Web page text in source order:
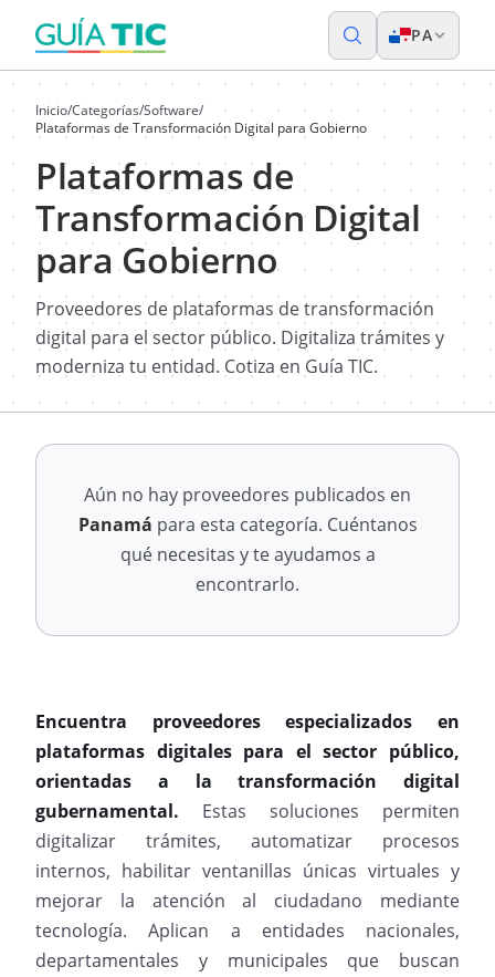
PA
Inicio/Categorías/Software/
Plataformas de Transformación Digital para Gobierno
Plataformas de
Transformación Digital
para Gobierno
Proveedores de plataformas de transformación
digital para el sector público. Digitaliza trámites y
moderniza tu entidad. Cotiza en Guía TIC.
Aún no hay proveedores publicados en
Panamá para esta categoría. Cuéntanos
qué necesitas y te ayudamos a
encontrarlo.
Encuentra proveedores especializados en
plataformas digitales para el sector público,
orientadas a la transformación digital
gubernamental. Estas soluciones permiten
digitalizar trámites, automatizar procesos
internos, habilitar ventanillas únicas virtuales y
mejorar la atención al ciudadano mediante
tecnología. Aplican a entidades nacionales,
departamentales y municipales que buscan